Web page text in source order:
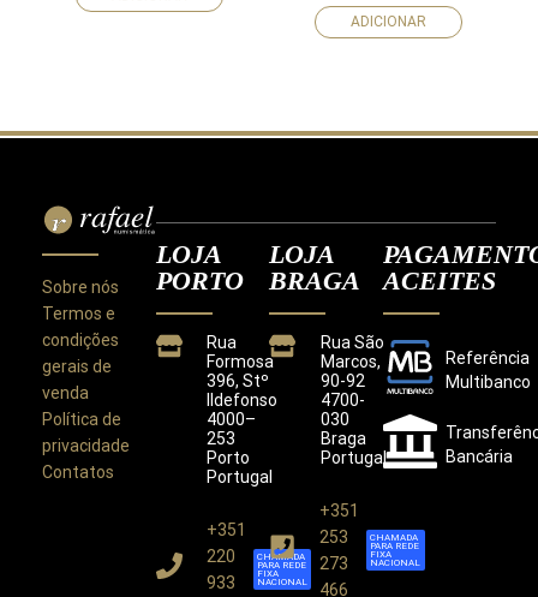
ADICIONAR
Este site utiliza cookies para melhorar a sua
Ao utilizar este site concorda com a nossaPolítica de
Sobre nós
Termos e
condições
gerais de
venda
Política de
privacidade
Contatos
LOJA
PORTO
Rua
Formosa
396, Stº
Ildefonso
4000–
253
Porto
Portugal
+351
220
933
CHAMADA
PARA REDE
FIXA
NACIONAL
LOJA
BRAGA
Rua São
Marcos,
90-92
4700-
030
Braga
Portugal
+351
253
273
466
CHAMADA
PARA REDE
FIXA
NACIONAL
ACEITES
Referência
Multibanco
Bancária